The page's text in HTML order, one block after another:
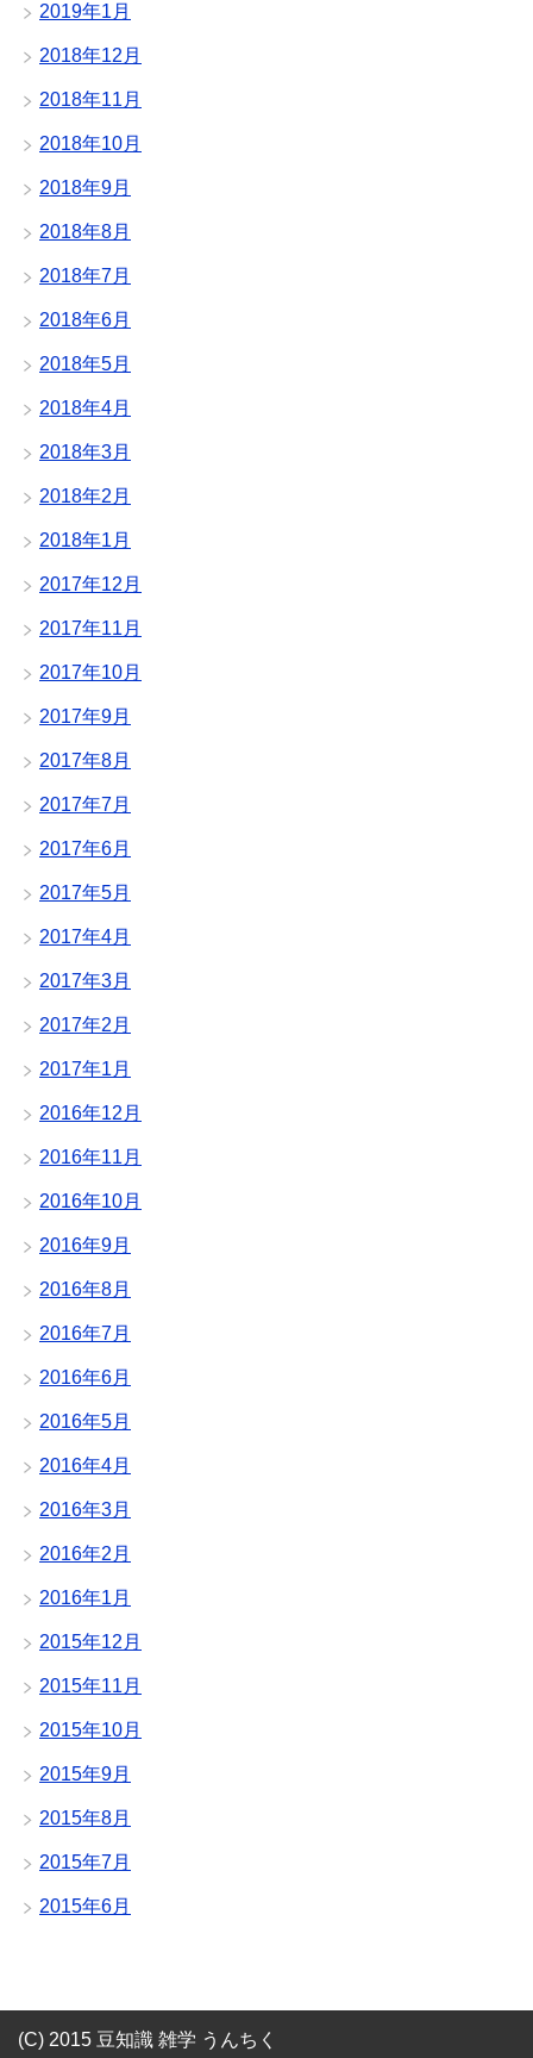
2019年1月
2018年12月
2018年11月
2018年10月
2018年9月
2018年8月
2018年7月
2018年6月
2018年5月
2018年4月
2018年3月
2018年2月
2018年1月
2017年12月
2017年11月
2017年10月
2017年9月
2017年8月
2017年7月
2017年6月
2017年5月
2017年4月
2017年3月
2017年2月
2017年1月
2016年12月
2016年11月
2016年10月
2016年9月
2016年8月
2016年7月
2016年6月
2016年5月
2016年4月
2016年3月
2016年2月
2016年1月
2015年12月
2015年11月
2015年10月
2015年9月
2015年8月
2015年7月
2015年6月
(C) 2015 豆知識 雑学 うんちく